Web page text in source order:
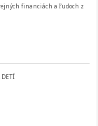
financiách a ľudoch z
DETÍ